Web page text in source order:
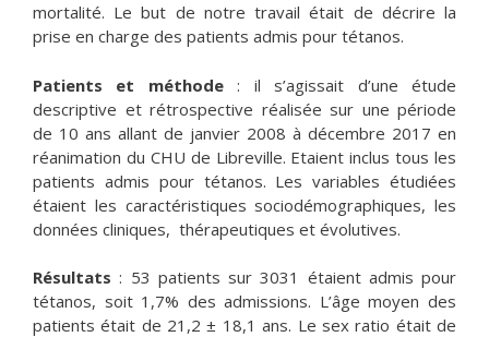
mortalité. Le but de notre travail était de décrire la
prise en charge des patients admis pour tétanos.
Patients et méthode: il s’agissait d’une étude
descriptive et rétrospective réalisée sur une période
de 10 ans allant de janvier 2008 à décembre 2017 en
réanimation du CHU de Libreville. Etaient inclus tous les
patients admis pour tétanos. Les variables étudiées
étaient les caractéristiques sociodémographiques, les
données cliniques, thérapeutiques et évolutives.
Résultats : 53 patients sur 3031 étaient admis pour
tétanos, soit 1,7% des admissions. L’âge moyen des
patients était de 21,2 ± 18,1 ans. Le sex ratio était de